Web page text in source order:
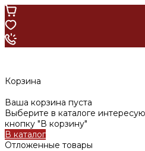
Корзина
Ваша корзина пуста
Выберите в каталоге
кнопку "В корзину"
В каталог
Отложенные товары